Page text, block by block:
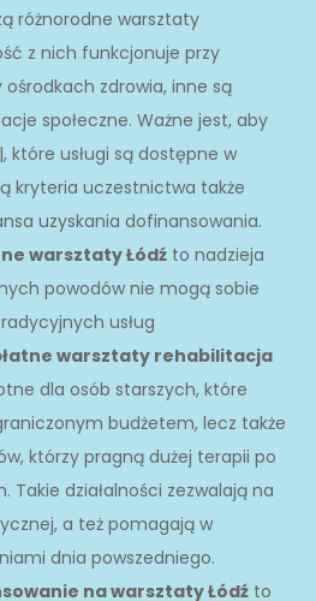
różnorodne warsztaty
z nich funkcjonuje przy
zdrowia, inne są
społeczne. Ważne jest, aby
które usługi są dostępne w
kryteria uczestnictwa także
uzyskania dofinansowania.
warsztaty Łódź to nadzieja
powodów nie mogą sobie
usług
warsztaty rehabilitacja
dla osób starszych, które
budżetem, lecz także
którzy pragną dużej terapii po
Takie działalności zezwalają na
a też pomagają w
dnia powszedniego.
na warsztaty Łódź to